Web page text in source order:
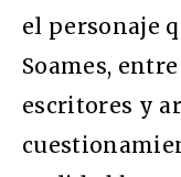
el personaje
Soames,
escritores y